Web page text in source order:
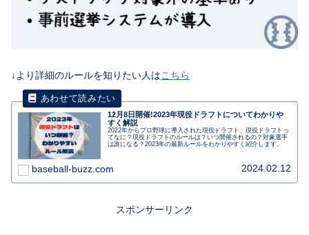
↓より詳細のルールを知りたい人はこちら
12月8日開催!2023年現役ドラフトについてわかりや
すく解説
2022年からプロ野球に導入された現役ドラフト、現役ドラフトっ
てなに？現役ドラフトのルールは？いつ開催されるの？対象選手
は誰になる？2023年の最新ルールをわかりやすく紹介します。
baseball-buzz.com 2024.02.12
スポンサーリンク